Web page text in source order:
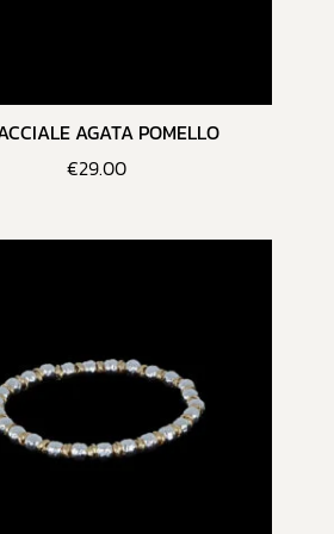
AGATA POMELLO
€29.00